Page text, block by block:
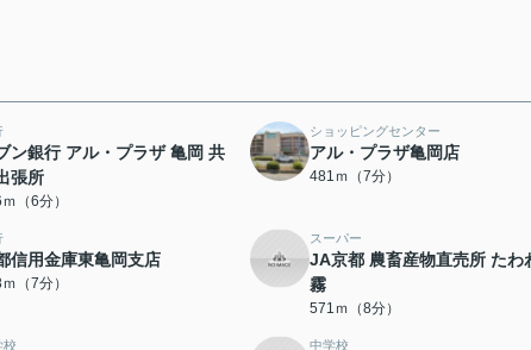
ン銀行 アル・プラザ 亀岡 共
張所
（6分）
ショッピングセンター
アル・プラザ亀岡店
481ｍ（7分）
信用金庫東亀岡支店
（7分）
スーパー
JA京都 農畜産物直売所 たわ
霧
571ｍ（8分）
校 中学校